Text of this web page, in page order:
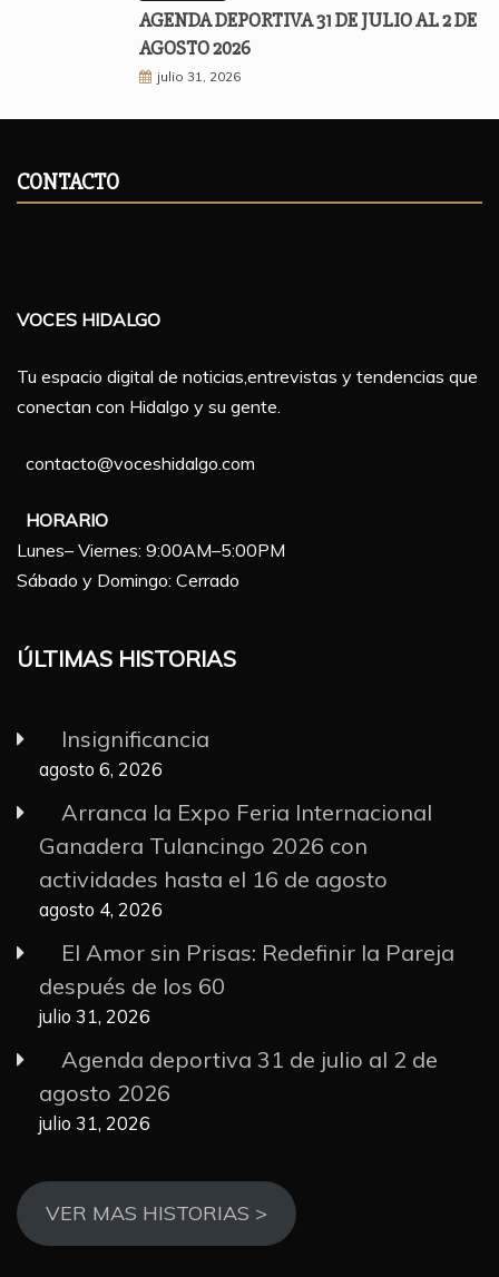
AGENDA DEPORTIVA 31 DE JULIO AL 2 DE
AGOSTO 2026
julio 31, 2026
CONTACTO
VOCES HIDALGO
Tu espacio digital de noticias,entrevistas y tendencias que
conectan con Hidalgo y su gente.
contacto@voceshidalgo.com
HORARIO
Lunes– Viernes: 9:00AM–5:00PM
Sábado y Domingo: Cerrado
ÚLTIMAS HISTORIAS
Insignificancia
agosto 6, 2026
Arranca la Expo Feria Internacional
Ganadera Tulancingo 2026 con
actividades hasta el 16 de agosto
agosto 4, 2026
El Amor sin Prisas: Redefinir la Pareja
después de los 60
julio 31, 2026
Agenda deportiva 31 de julio al 2 de
agosto 2026
julio 31, 2026
VER MAS HISTORIAS >